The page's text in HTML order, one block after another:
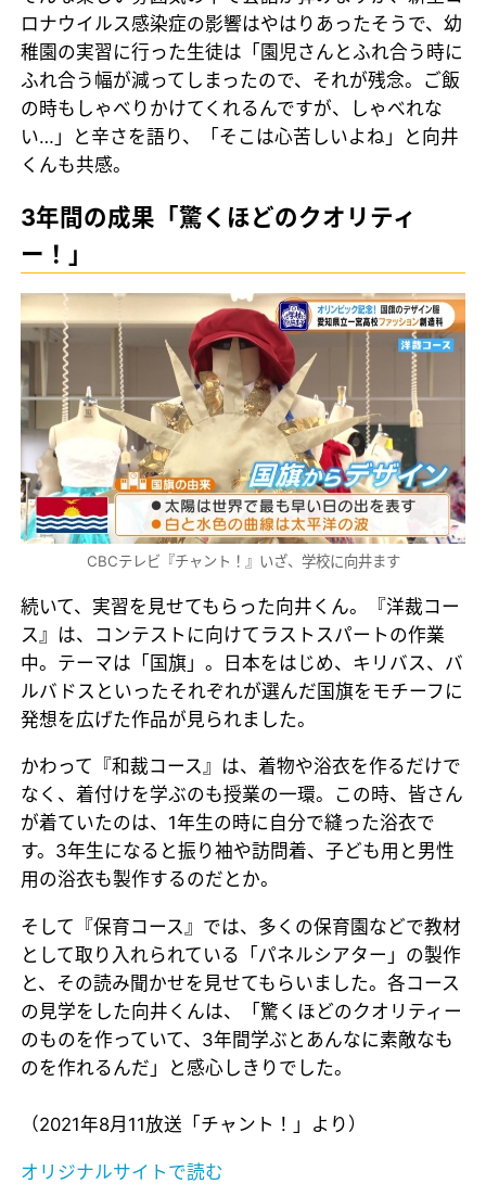
ロナウイルス感染症の影響はやはりあったそうで、幼
稚園の実習に行った生徒は「園児さんとふれ合う時に
ふれ合う幅が減ってしまったので、それが残念。ご飯
の時もしゃべりかけてくれるんですが、しゃべれな
い…」と辛さを語り、「そこは心苦しいよね」と向井
くんも共感。
3年間の成果「驚くほどのクオリティ
ー！」
CBCテレビ『チャント！』いざ、学校に向井ます
続いて、実習を見せてもらった向井くん。『洋裁コー
ス』は、コンテストに向けてラストスパートの作業
中。テーマは「国旗」。日本をはじめ、キリバス、バ
ルバドスといったそれぞれが選んだ国旗をモチーフに
発想を広げた作品が見られました。
かわって『和裁コース』は、着物や浴衣を作るだけで
なく、着付けを学ぶのも授業の一環。この時、皆さん
が着ていたのは、1年生の時に自分で縫った浴衣で
す。3年生になると振り袖や訪問着、子ども用と男性
用の浴衣も製作するのだとか。
そして『保育コース』では、多くの保育園などで教材
として取り入れられている「パネルシアター」の製作
と、その読み聞かせを見せてもらいました。各コース
の見学をした向井くんは、「驚くほどのクオリティー
のものを作っていて、3年間学ぶとあんなに素敵なも
のを作れるんだ」と感心しきりでした。
（2021年8月11放送「チャント！」より）
オリジナルサイトで読む